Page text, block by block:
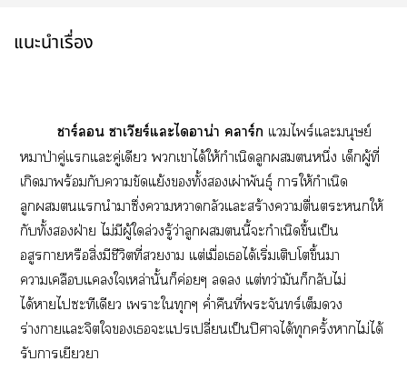
แนะนำเรื่อง
าร์ าเวียร์แะไอาน่า าร์ก แไพร์แะมนุษย์
หมาป่าคู่แแะคู่เดียว เาได้ให้กำเนิดลูกหนึ่ง เด็กผู้ที่
เกิดาพร้อมกับาขัดแย้งทั้งเผ่าพันธ์ุ าให้กำเนิด
ลูกแนำาซึ่งาหวาดกลัวแะสร้างาตื่นะให้
กับทั้งฝ่าย ไม่มีผู้ใล่วงรู้ว่าลูกนี้ะกำเนิดขึ้นเป็น
อสูราหรือสิ่งมีชีวิตที่า แต่เมื่อเได้เริ่มเติบโตขึ้นา
าเคลือบแคลงใเหล่านั้นก็ค่อยๆ  แต่ทว่ามันก็กลับไม่
ได้าไซะทีเดียว เาะใทุกๆ ค่ำคืนที่ะจันทร์เต็ม
ร่างาแะจิตใเะแเปลี่ยนเป็นปิศาจได้ทุกครั้งาไม่ได้
รับาเยียวยา